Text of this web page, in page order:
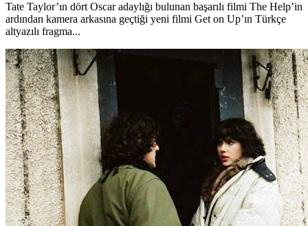
Tate Taylor’ın dört Oscar adaylığı bulunan başarılı filmi The Help’in
ardından kamera arkasına geçtiği yeni filmi Get on Up’ın Türkçe
altyazılı fragma...